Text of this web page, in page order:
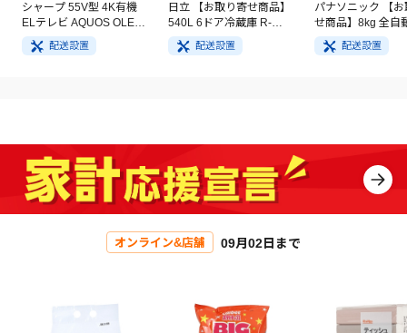
シャープ 55V型 4K有機
ELテレビ AQUOS OLED
4T-C55GQ3
配送設置
日立 【お取り寄せ商品】
540L 6ドア冷蔵庫 R-
HW54V(N) ライトゴール
ド
配送設置
パナソニック 【お
せ商品】8kg 全自
洗濯機 NA-
イト
配送設置
オンライン&店舗 09月02日まで